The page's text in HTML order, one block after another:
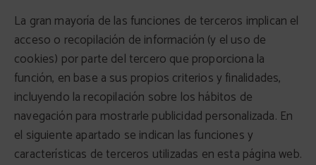
La gran mayoría de las funciones de terceros implican el
acceso o recopilación de información (y el uso de
cookies) por parte del tercero que proporciona la
función, en base a sus propios criterios y finalidades,
incluyendo la recopilación sobre los hábitos de
navegación para mostrarle publicidad personalizada. En
el siguiente apartado se indican las funciones y
características de terceros utilizadas en esta página web.